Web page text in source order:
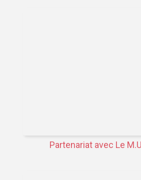
Partenariat avec Le